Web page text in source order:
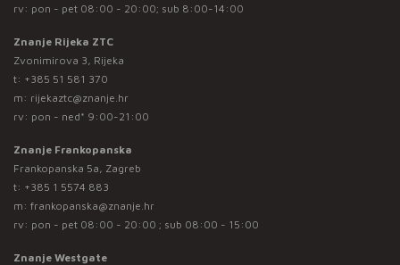
rv: pon - pet 08:00 - 20:00; sub 8:00-14:00
Znanje Rijeka ZTC
Zvonimirova 3, Rijeka
t: +385 51 581 370
m: rijekaztc@znanje.hr
rv: pon - ned* 9:00-21:00
Znanje Frankopanska
Frankopanska 5a, Zagreb
t: +385 1 5574 883
m: frankopanska@znanje.hr
rv: pon - pet 08:00 - 20:00 ; sub 08:00 - 15:00
Znanje Westgate